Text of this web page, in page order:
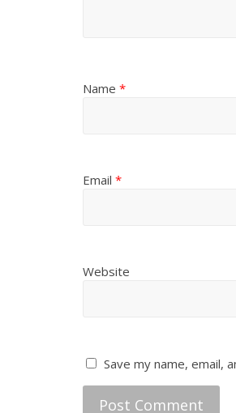
Name *
Email *
Website
Save my name, email,